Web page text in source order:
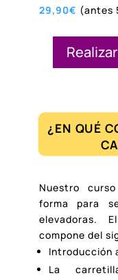
29,90€ (antes
¿EN QUÉ
Nuestro
forma para
elevadoras.
compone del
Introducción
La